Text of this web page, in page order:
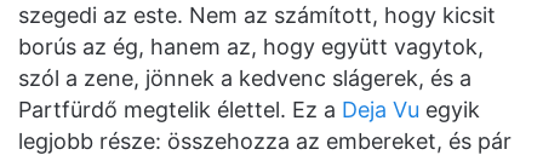
szegedi az este. Nem az számított, hogy kicsit
borús az ég, hanem az, hogy együtt vagytok,
szól a zene, jönnek a kedvenc slágerek, és a
Partfürdő megtelik élettel. Ez a Deja Vu egyik
legjobb része: összehozza az embereket, és pár